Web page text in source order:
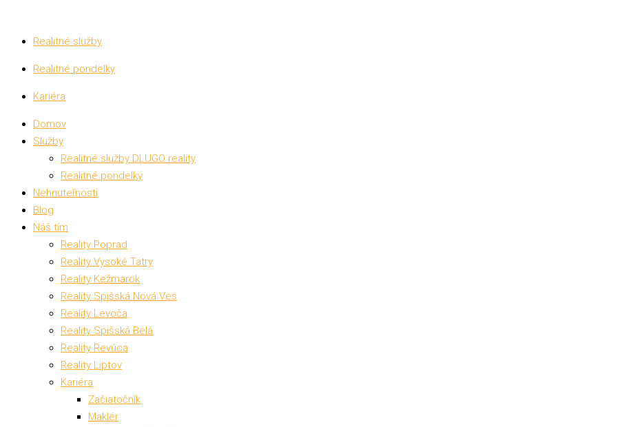
Realitné služby
Realitné pondelky
Kariéra
Domov
Služby
Realitné služby DLUGO reality
Realitné pondelky
Nehnuteľnosti
Blog
Náš tím
Reality Poprad
Reality Vysoké Tatry
Reality Kežmarok
Reality Spišská Nová Ves
Reality Levoča
Reality Spišská Belá
Reality Revúca
Reality Liptov
Kariéra
Začiatočník
Maklér